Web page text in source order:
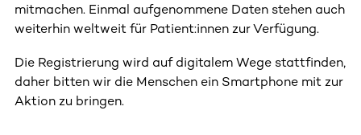
mitmachen. Einmal aufgenommene Daten stehen auch
weiterhin weltweit für Patient:innen zur Verfügung.
Die Registrierung wird auf digitalem Wege stattfinden,
daher bitten wir die Menschen ein Smartphone mit zur
Aktion zu bringen.